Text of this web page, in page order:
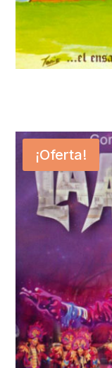
¡Oferta!